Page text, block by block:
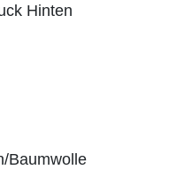
Hinten
Baumwolle